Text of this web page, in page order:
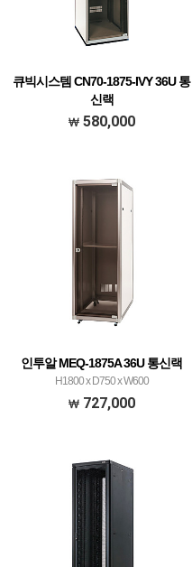
큐빅시스템 CN70-1875-IVY 36U 통
신랙
1800H x 750D x 600W (아이보리)
580,000
인투알 MEQ-1875A 36U 통신랙
H1800 x D750 x W600
727,000